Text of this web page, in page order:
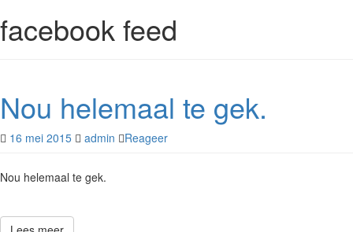
facebook feed
Nou helemaal te gek.
16 mei 2015 admin Reageer
Nou helemaal te gek.